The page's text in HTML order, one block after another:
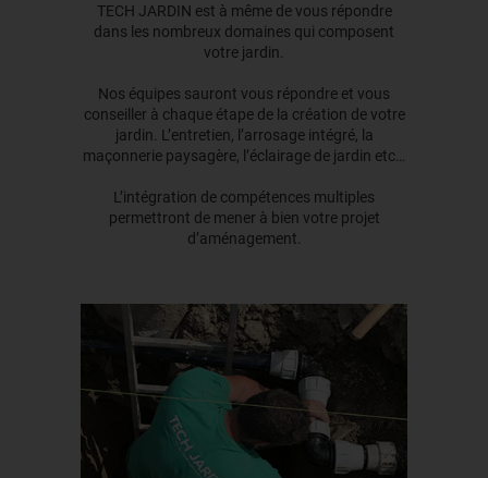
TECH JARDIN est à même de vous répondre
dans les nombreux domaines qui composent
votre jardin.
Nos équipes sauront vous répondre et vous
conseiller à chaque étape de la création de votre
jardin. L’entretien, l’arrosage intégré, la
maçonnerie paysagère, l’éclairage de jardin etc…
L’intégration de compétences multiples
permettront de mener à bien votre projet
d’aménagement.